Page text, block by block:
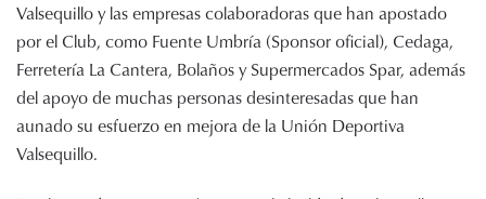
Valsequillo y las empresas colaboradoras que han apostado
por el Club, como Fuente Umbría (Sponsor oficial), Cedaga,
Ferretería La Cantera, Bolaños y Supermercados Spar, además
del apoyo de muchas personas desinteresadas que han
aunado su esfuerzo en mejora de la Unión Deportiva
Valsequillo.